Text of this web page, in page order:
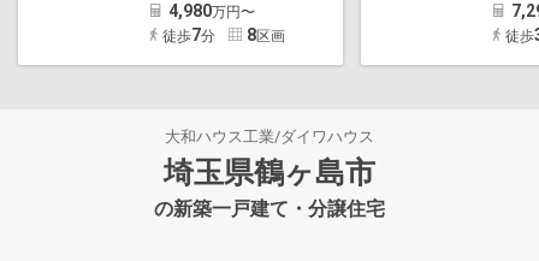
4,980万円〜
徒歩7分 8区画 徒歩
大和ハウス工業/ダイワハウス
埼玉県鶴ヶ島市
の新築一戸建て・分譲住宅